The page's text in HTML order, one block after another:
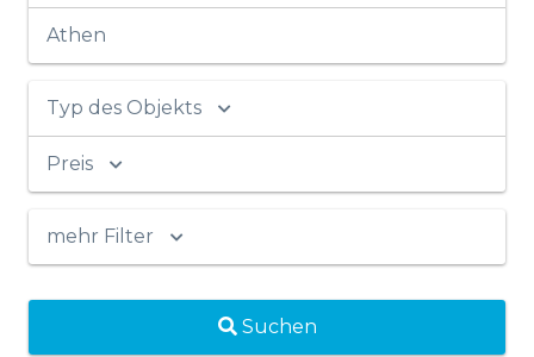
Athen
Typ des Objekts
Preis
mehr Filter
Suchen